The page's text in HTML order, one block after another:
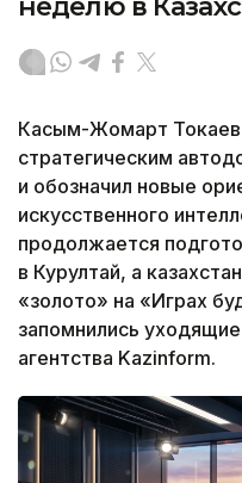
Касым-Жомарт Токаев
стратегическим
и обозначил новые
искусственного
продолжается
в Курултай, а
«золото» на «Играх
запомнились
агентства Kazinform.